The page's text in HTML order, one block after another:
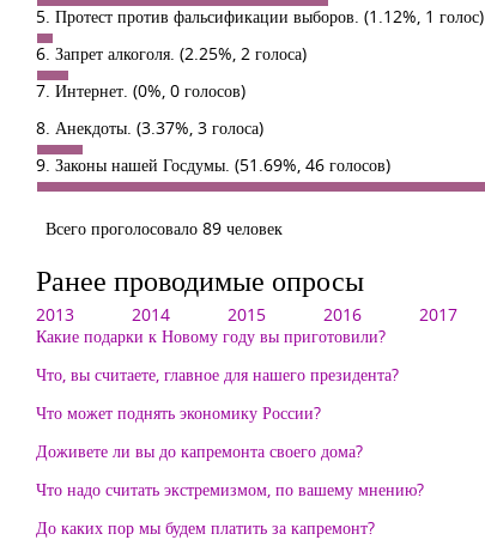
5. Протест против фальсификации выборов. (1.12%, 1 голос)
6. Запрет алкоголя. (2.25%, 2 голоса)
7. Интернет. (0%, 0 голосов)
8. Анекдоты. (3.37%, 3 голоса)
9. Законы нашей Госдумы. (51.69%, 46 голосов)
Всего проголосовало 89 человек
Ранее проводимые опросы
2013 2014 2015 2016 2017
Какие подарки к Новому году вы приготовили?
Что, вы считаете, главное для нашего президента?
Что может поднять экономику России?
Доживете ли вы до капремонта своего дома?
Что надо считать экстремизмом, по вашему мнению?
До каких пор мы будем платить за капремонт?